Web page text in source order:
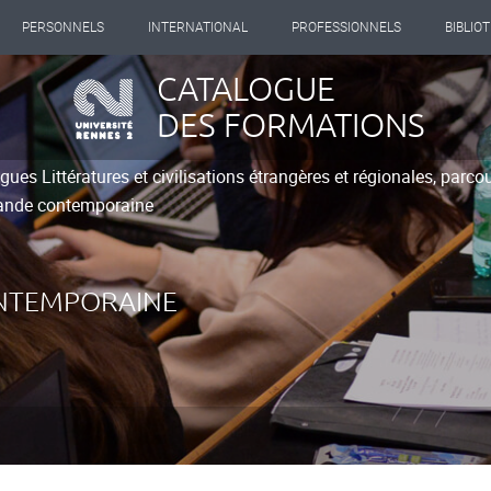
PERSONNELS INTERNATIONAL PROFESSIONNELS
CATALOGUE
DES FORMATIONS
Littératures et civilisations étrangères et régionales,
contemporaine